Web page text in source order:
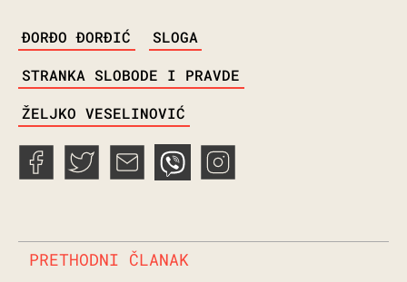
ĐORĐO ĐORĐIĆ SLOGA
STRANKA SLOBODE I PRAVDE
ŽELJKO VESELINOVIĆ
PRETHODNI ČLANAK